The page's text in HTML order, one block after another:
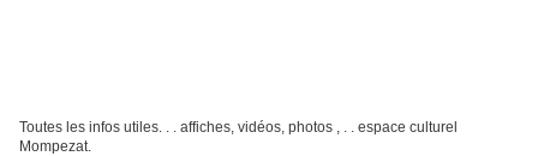
Toutes les infos utiles. . . affiches, vidéos, photos , . . espace culturel
Mompezat.